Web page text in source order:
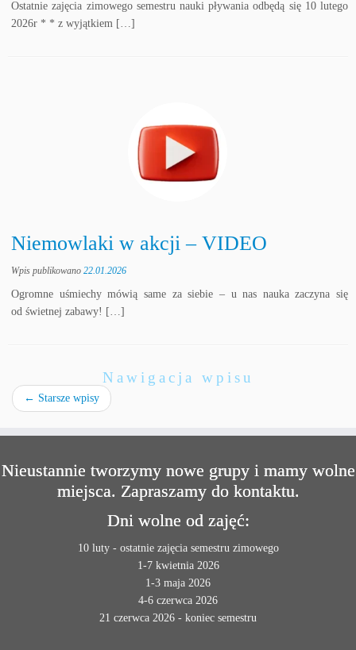
Ostatnie zajęcia zimowego semestru nauki pływania odbędą się 10 lutego
2026r * * z wyjątkiem […]
Niemowlaki w akcji – VIDEO
Wpis publikowano22.01.2026
Ogromne uśmiechy mówią same za siebie – u nas nauka zaczyna się
od świetnej zabawy! […]
Nawigacja wpisu
← Starsze wpisy
Nieustannie tworzymy nowe grupy i mamy wolne
miejsca. Zapraszamy do kontaktu.
Dni wolne od zajęć:
10 luty - ostatnie zajęcia semestru zimowego
1-7 kwietnia 2026
1-3 maja 2026
4-6 czerwca 2026
21 czerwca 2026 - koniec semestru